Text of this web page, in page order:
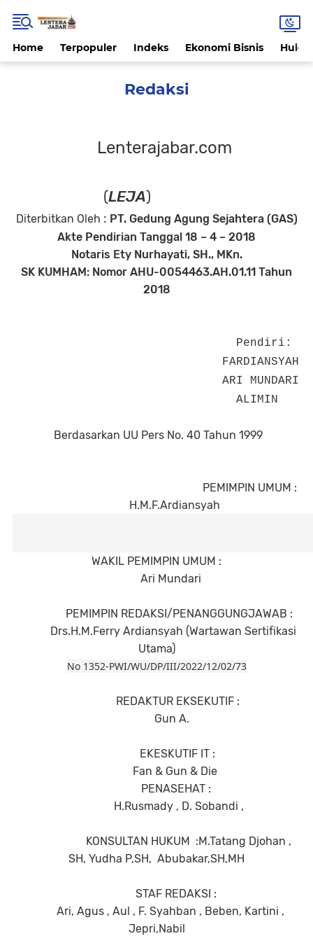
Home Terpopuler Indeks Ekonomi Bisnis
Redaksi
Lenterajabar.com
(LEJA)
Diterbitkan Oleh : PT. Gedung Agung Sejahtera (GAS)
Akte Pendirian Tanggal 18 – 4 – 2018
Notaris Ety Nurhayati, SH., MKn.
SK KUMHAM: Nomor AHU-0054463.AH.01.11 Tahun
2018
Pendiri:
FARDIANSYAH
ARI MUNDARI
ALIMIN
Berdasarkan UU Pers No. 40 Tahun 1999
PEMIMPIN UMUM :
H.M.F.Ardiansyah
WAKIL PEMIMPIN UMUM :
Ari Mundari
PEMIMPIN REDAKSI/PENANGGUNGJAWAB :
Drs.H.M.Ferry Ardiansyah (Wartawan Sertifikasi
Utama)
No 1352-PWI/WU/DP/III/2022/12/02/73
REDAKTUR EKSEKUTIF :
Gun A.
EKESKUTIF IT :
Fan & Gun & Die
PENASEHAT :
H.Rusmady , D. Sobandi ,
KONSULTAN HUKUM :M.Tatang Djohan ,
SH, Yudha P,SH, Abubakar,SH,MH
STAF REDAKSI :
Ari, Agus , Aul , F. Syahban , Beben, Kartini ,
Jepri,Nabil